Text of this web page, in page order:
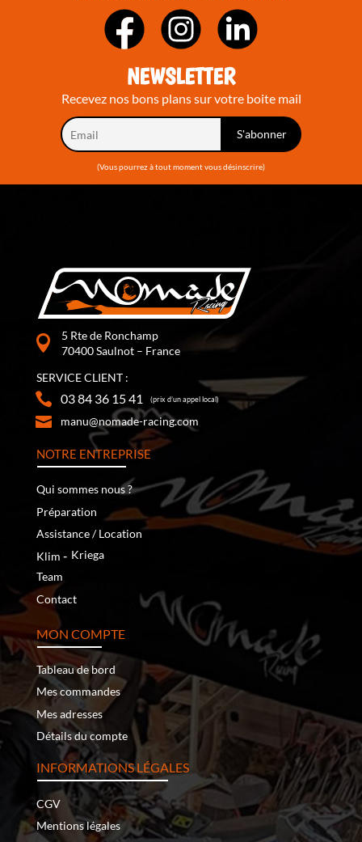
NEWSLETTER
Recevez nos bons plans sur votre boite mail
(Vous pourrez à tout moment vous désinscrire)
5 Rte de Ronchamp
70400 Saulnot – France
SERVICE CLIENT :
03 84 36 15 41 (prix d’un appel local)
manu@nomade-racing.com
NOTRE ENTREPRISE
Qui sommes nous ?
Préparation
Assistance / Location
Klim ‐ Kriega
Team
Contact
MON COMPTE
Tableau de bord
Mes commandes
Mes adresses
Détails du compte
INFORMATIONS LÉGALES
CGV
Mentions légales